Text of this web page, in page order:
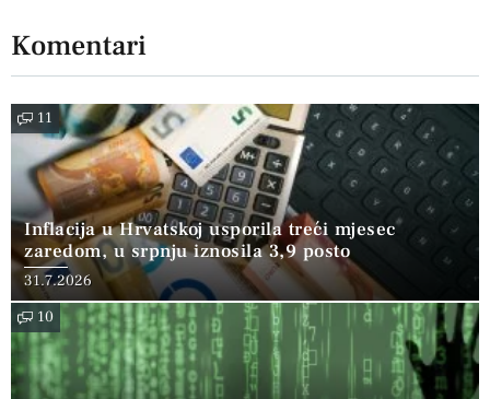
Komentari
11
Inflacija u Hrvatskoj usporila treći mjesec
zaredom, u srpnju iznosila 3,9 posto
31.7.2026
10